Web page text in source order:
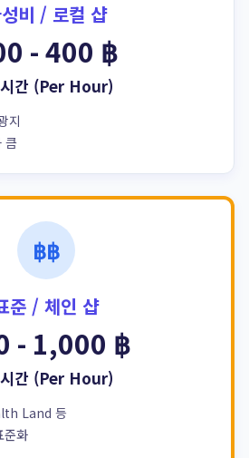
비 / 로컬 샵
- 400 ฿
간 (Per Hour)
지
큼
฿฿
준 / 체인 샵
- 1,000 ฿
간 (Per Hour)
Land 등
준화